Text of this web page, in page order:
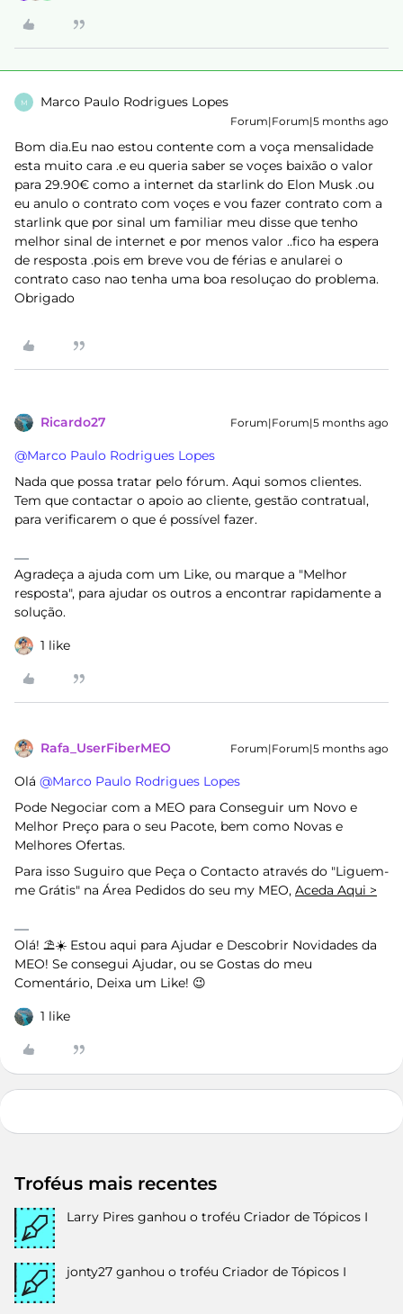
M Marco Paulo Rodrigues Lopes
Forum|Forum|5 months ago
Bom dia.Eu nao estou contente com a voça mensalidade
esta muito cara .e eu queria saber se voçes baixão o valor
para 29.90€ como a internet da starlink do Elon Musk .ou
eu anulo o contrato com voçes e vou fazer contrato com a
starlink que por sinal um familiar meu disse que tenho
melhor sinal de internet e por menos valor ..fico ha espera
de resposta .pois em breve vou de férias e anularei o
contrato caso nao tenha uma boa resoluçao do problema.
Obrigado
Ricardo27 Forum|Forum|5 months ago
@Marco Paulo Rodrigues Lopes
Nada que possa tratar pelo fórum. Aqui somos clientes.
Tem que contactar o apoio ao cliente, gestão contratual,
para verificarem o que é possível fazer.
Agradeça a ajuda com um Like, ou marque a "Melhor
resposta", para ajudar os outros a encontrar rapidamente a
solução.
1 like
Rafa_UserFiberMEO Forum|Forum|5 months ago
Olá ​ @Marco Paulo Rodrigues Lopes
Pode Negociar com a MEO para Conseguir um Novo e
Melhor Preço para o seu Pacote, bem como Novas e
Melhores Ofertas.
Para isso Suguiro que Peça o Contacto através do "Liguem-
me Grátis" na Área Pedidos do seu my MEO, Aceda Aqui >
Olá! ⛱️☀️ Estou aqui para Ajudar e Descobrir Novidades da
MEO! Se consegui Ajudar, ou se Gostas do meu
Comentário, Deixa um Like! 😉
1 like
Troféus mais recentes
Larry Pires ganhou o troféu Criador de Tópicos I
jonty27 ganhou o troféu Criador de Tópicos I